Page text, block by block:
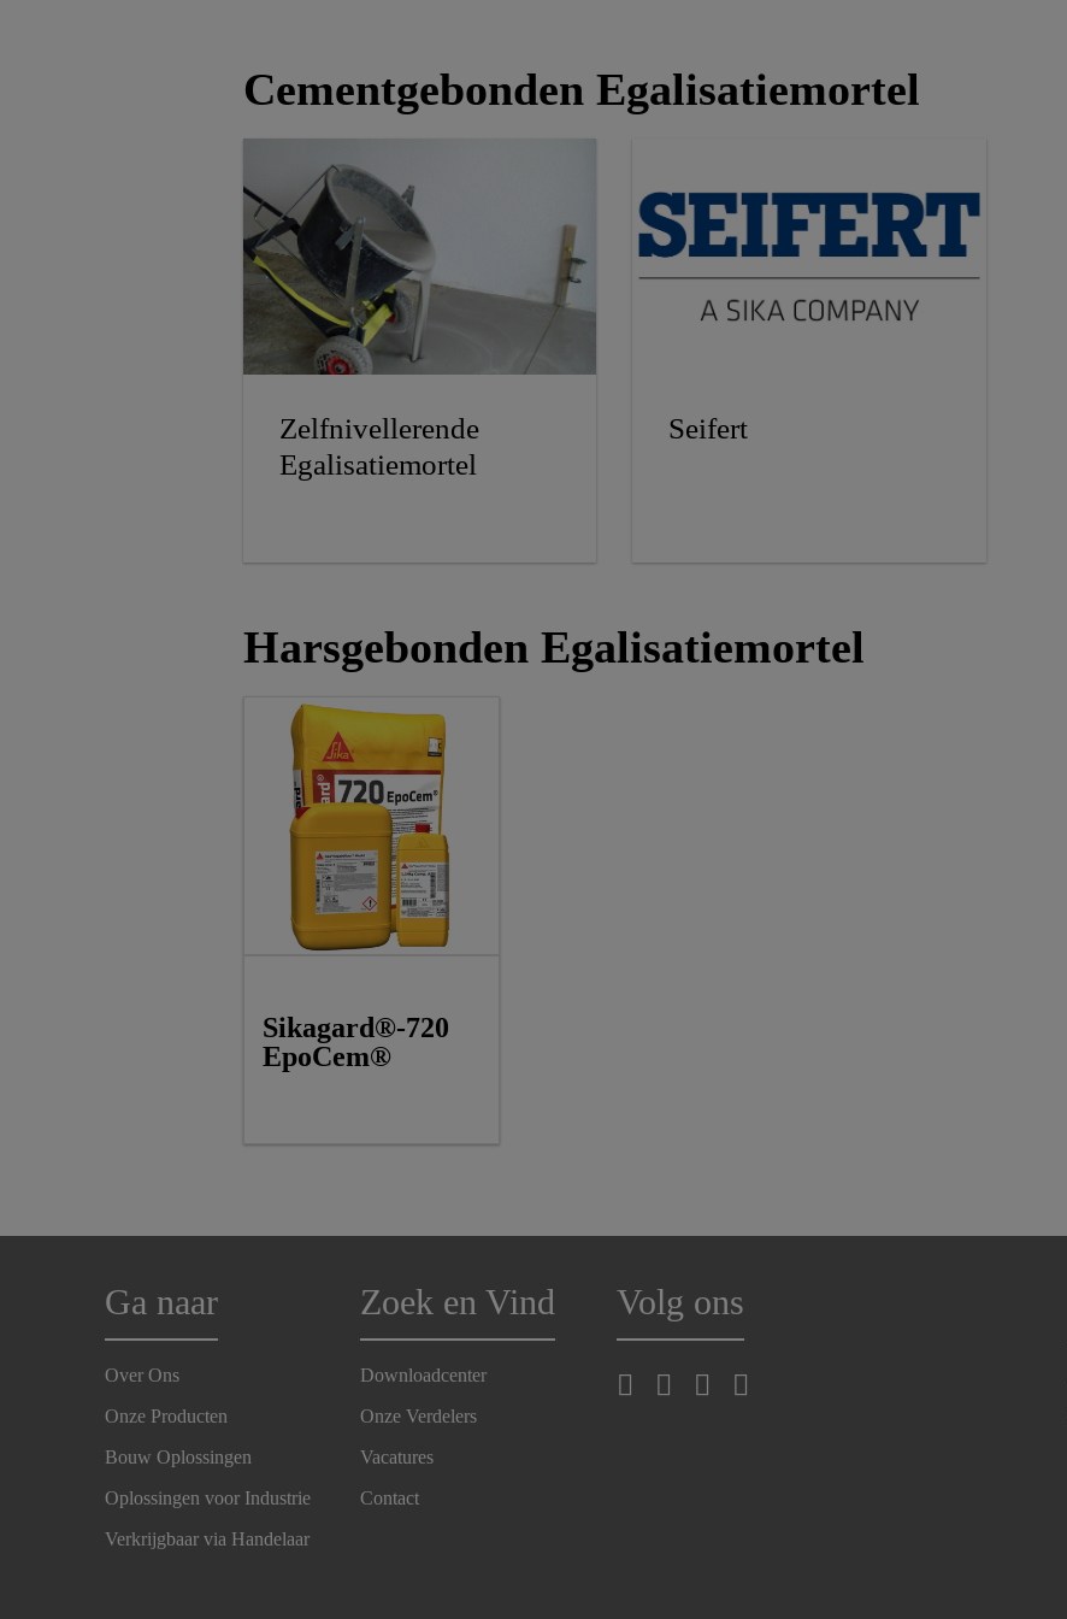
Cementgebonden Egalisatiemortel
Zelfnivellerende
Egalisatiemortel
Seifert
Harsgebonden Egalisatiemortel
Sikagard®-720
EpoCem®
Ga naar
Over Ons
Onze Producten
Bouw Oplossingen
Oplossingen voor Industrie
Verkrijgbaar via Handelaar
Zoek en Vind
Downloadcenter
Onze Verdelers
Vacatures
Contact
Volg ons